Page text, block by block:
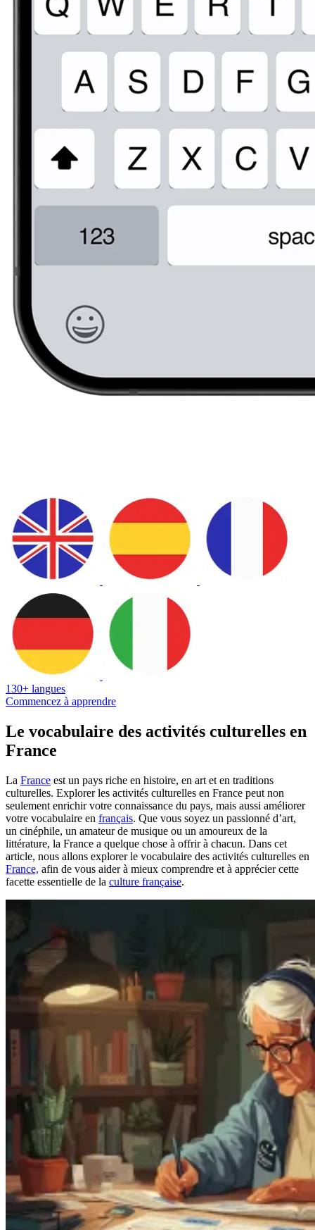
130+ langues
Commencez à apprendre
Le vocabulaire des activités culturelles en
France
La France est un pays riche en histoire, en art et en traditions
culturelles. Explorer les activités culturelles en France peut non
seulement enrichir votre connaissance du pays, mais aussi améliorer
votre vocabulaire en français. Que vous soyez un passionné d’art,
un cinéphile, un amateur de musique ou un amoureux de la
littérature, la France a quelque chose à offrir à chacun. Dans cet
article, nous allons explorer le vocabulaire des activités culturelles en
France, afin de vous aider à mieux comprendre et à apprécier cette
facette essentielle de la culture française.